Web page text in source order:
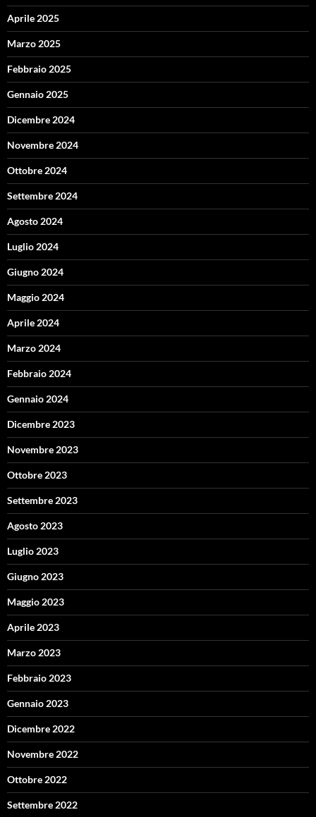
Aprile 2025
Marzo 2025
Febbraio 2025
Gennaio 2025
Dicembre 2024
Novembre 2024
Ottobre 2024
Settembre 2024
Agosto 2024
Luglio 2024
Giugno 2024
Maggio 2024
Aprile 2024
Marzo 2024
Febbraio 2024
Gennaio 2024
Dicembre 2023
Novembre 2023
Ottobre 2023
Settembre 2023
Agosto 2023
Luglio 2023
Giugno 2023
Maggio 2023
Aprile 2023
Marzo 2023
Febbraio 2023
Gennaio 2023
Dicembre 2022
Novembre 2022
Ottobre 2022
Settembre 2022